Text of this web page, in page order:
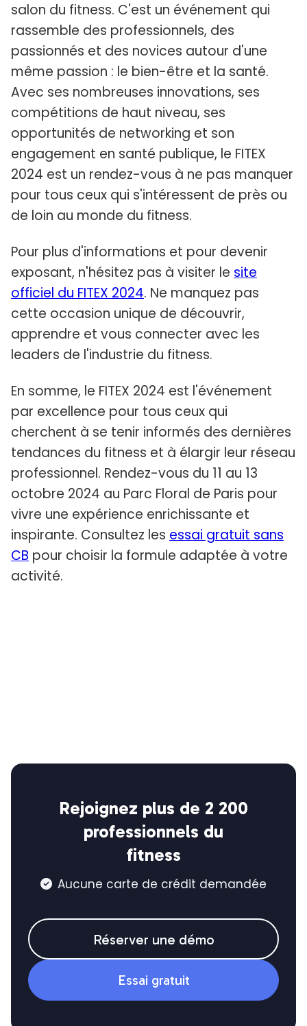
salon du fitness. C'est un événement qui
rassemble des professionnels, des
passionnés et des novices autour d'une
même passion : le bien-être et la santé.
Avec ses nombreuses innovations, ses
compétitions de haut niveau, ses
opportunités de networking et son
engagement en santé publique, le FITEX
2024 est un rendez-vous à ne pas manquer
pour tous ceux qui s'intéressent de près ou
de loin au monde du fitness.
Pour plus d'informations et pour devenir
exposant, n'hésitez pas à visiter le site
officiel du FITEX 2024. Ne manquez pas
cette occasion unique de découvrir,
apprendre et vous connecter avec les
leaders de l'industrie du fitness.
En somme, le FITEX 2024 est l'événement
par excellence pour tous ceux qui
cherchent à se tenir informés des dernières
tendances du fitness et à élargir leur réseau
professionnel. Rendez-vous du 11 au 13
octobre 2024 au Parc Floral de Paris pour
vivre une expérience enrichissante et
inspirante. Consultez les essai gratuit sans
CB pour choisir la formule adaptée à votre
activité.
Rejoignez plus de 2 200
professionnels du
fitness
 Aucune carte de crédit demandée
Réserver une démo
Essai gratuit